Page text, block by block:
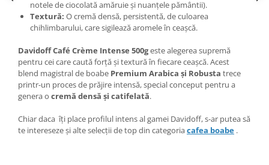
notele de ciocolată amăruie și nuanțele pământii).
Textură: O cremă densă, persistentă, de culoarea
chihlimbarului, care sigilează aromele în ceașcă.
Davidoff Café Crème Intense 500geste alegerea supremă
pentru cei care caută forță și textură în fiecare ceașcă. Acest
blend magistral de boabe Premium Arabica și Robusta trece
printr-un proces de prăjire intensă, special conceput pentru a
genera o cremă densă și catifelată.
Chiar daca îți place profilul intens al gamei Davidoff, s-ar putea să
te intereseze și alte selecții de top din categoriacafea boabe .